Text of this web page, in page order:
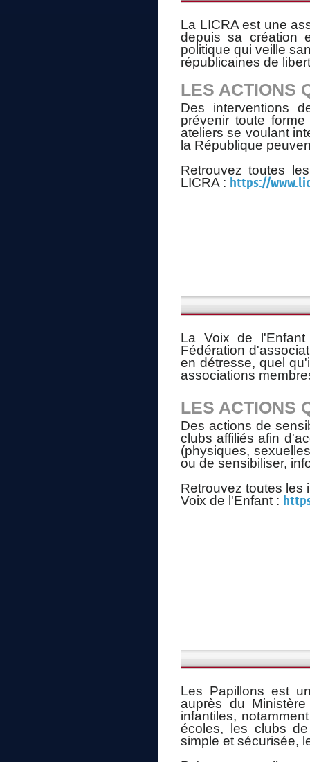
La LICRA est une
depuis sa création
politique qui veille
républicaines de
LES ACTIONS
Des interventions
prévenir toute
ateliers se voulant
la République
Retrouvez toutes
LICRA : https://
La Voix de
Fédération
en détresse, quel
associations
LES ACTIONS
Des actions de
clubs affiliés afin
(physiques,
ou de sensibiliser,
Retrouvez toutes les
Voix de l'Enfant :
Les Papillons est
auprès du
infantiles,
écoles, les clubs
simple et sécurisée,